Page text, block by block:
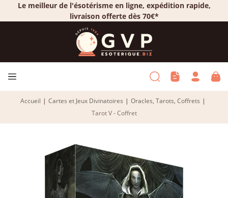
Le meilleur de l'ésotérisme en ligne, expédition rapide,
livraison offerte dès 70€*
Accueil | Cartes et Jeux Divinatoires | Oracles, Tarots, Coffrets |
Tarot V - Coffret